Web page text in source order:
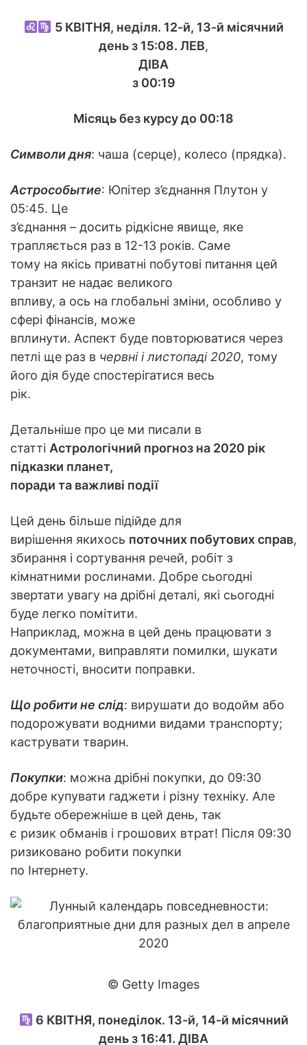
5КВІТНЯ, неділя. 12-й, 13-й місячний
день з 15:08. ЛЕВ,
ДІВА
з 00:19
Місяць без курсу до 00:18
Символи дня: чаша (серце), колесо (прядка).
Астрособытие: Юпітер з’єднання Плутон у
05:45. Це
з’єднання – досить рідкісне явище, яке
трапляється раз в 12-13 років. Саме
тому на якісь приватні побутові питання цей
транзит не надає великого
впливу, а ось на глобальні зміни, особливо у
сфері фінансів, може
вплинути. Аспект буде повторюватися через
петлі ще раз в червні і листопаді 2020, тому
його дія буде спостерігатися весь
рік.
Детальніше про це ми писали в
статті Астрологічний прогноз на 2020 рік
підказки планет,
поради та важливі події
Цей день більше підійде для
вирішення якихось поточних побутових справ,
збирання і сортування речей, робіт з
кімнатними рослинами. Добре сьогодні
звертати увагу на дрібні деталі, які сьогодні
буде легко помітити.
Наприклад, можна в цей день працювати з
документами, виправляти помилки, шукати
неточності, вносити поправки.
Що робити не слід: вирушати до водойм або
подорожувати водними видами транспорту;
каструвати тварин.
Покупки: можна дрібні покупки, до 09:30
добре купувати гаджети і різну техніку. Але
будьте обережніше в цей день, так
є ризик обманів і грошових втрат! Після 09:30
ризиковано робити покупки
по Інтернету.
© Getty Images
6 КВІТНЯ, понеділок. 13-й, 14-й місячний
день з 16:41. ДІВА